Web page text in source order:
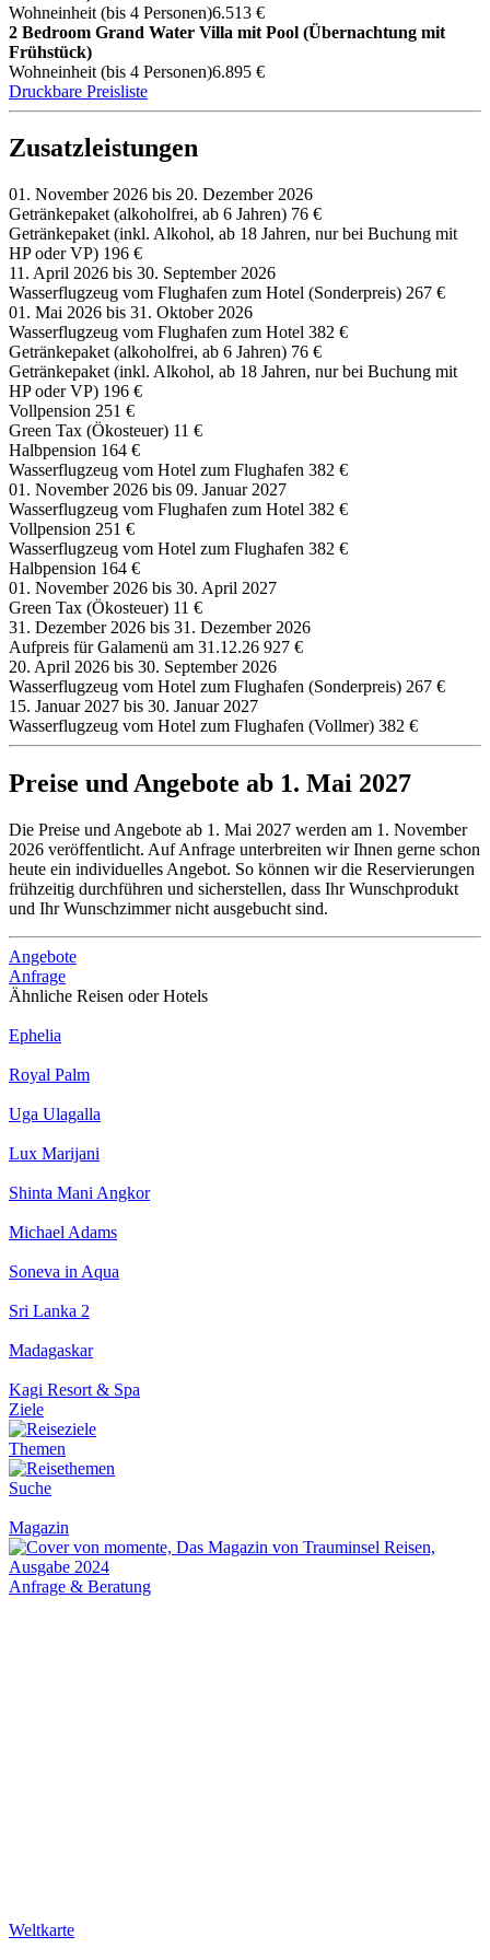
Wohneinheit (bis 4 Personen)6.513 €
2 Bedroom Grand Water Villa mit Pool (Übernachtung mit
Frühstück)
Wohneinheit (bis 4 Personen)6.895 €
Druckbare Preisliste
Zusatzleistungen
01. November 2026 bis 20. Dezember 2026
Getränkepaket (alkoholfrei, ab 6 Jahren) 76 €
Getränkepaket (inkl. Alkohol, ab 18 Jahren, nur bei Buchung mit
HP oder VP) 196 €
11. April 2026 bis 30. September 2026
Wasserflugzeug vom Flughafen zum Hotel (Sonderpreis) 267 €
01. Mai 2026 bis 31. Oktober 2026
Wasserflugzeug vom Flughafen zum Hotel 382 €
Getränkepaket (alkoholfrei, ab 6 Jahren) 76 €
Getränkepaket (inkl. Alkohol, ab 18 Jahren, nur bei Buchung mit
HP oder VP) 196 €
Vollpension 251 €
Green Tax (Ökosteuer) 11 €
Halbpension 164 €
Wasserflugzeug vom Hotel zum Flughafen 382 €
01. November 2026 bis 09. Januar 2027
Wasserflugzeug vom Flughafen zum Hotel 382 €
Vollpension 251 €
Wasserflugzeug vom Hotel zum Flughafen 382 €
Halbpension 164 €
01. November 2026 bis 30. April 2027
Green Tax (Ökosteuer) 11 €
31. Dezember 2026 bis 31. Dezember 2026
Aufpreis für Galamenü am 31.12.26 927 €
20. April 2026 bis 30. September 2026
Wasserflugzeug vom Hotel zum Flughafen (Sonderpreis) 267 €
15. Januar 2027 bis 30. Januar 2027
Wasserflugzeug vom Hotel zum Flughafen (Vollmer) 382 €
Preise und Angebote ab 1. Mai 2027
Die Preise und Angebote ab 1. Mai 2027 werden am 1. November
2026 veröffentlicht. Auf Anfrage unterbreiten wir Ihnen gerne schon
heute ein individuelles Angebot. So können wir die Reservierungen
frühzeitig durchführen und sicherstellen, dass Ihr Wunschprodukt
und Ihr Wunschzimmer nicht ausgebucht sind.
Angebote
Anfrage
Ähnliche Reisen oder Hotels
Ephelia
Royal Palm
Uga Ulagalla
Lux Marijani
Shinta Mani Angkor
Michael Adams
Soneva in Aqua
Sri Lanka 2
Madagaskar
Kagi Resort & Spa
Ziele
Themen
Suche
Magazin
Anfrage & Beratung